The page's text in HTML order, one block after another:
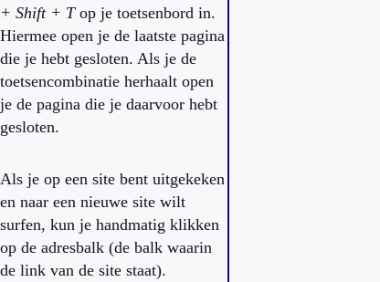
+ Shift + Top je toetsenbord in.
Hiermee open je de laatste pagina
die je hebt gesloten. Als je de
toetsencombinatie herhaalt open
je de pagina die je daarvoor hebt
gesloten.
Als je op een site bent uitgekeken
en naar een nieuwe site wilt
surfen, kun je handmatig klikken
op de adresbalk (de balk waarin
de link van de site staat).